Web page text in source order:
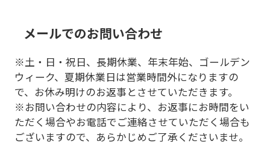
メールでのお問い合わせ
※土・日・祝日、長期休業、年末年始、ゴールデン
ウィーク、夏期休業日は営業時間外になりますの
で、お休み明けのお返事とさせていただきます。
※お問い合わせの内容により、お返事にお時間をい
ただく場合やお電話でご連絡させていただく場合も
ございますので、あらかじめご了承くださいませ。